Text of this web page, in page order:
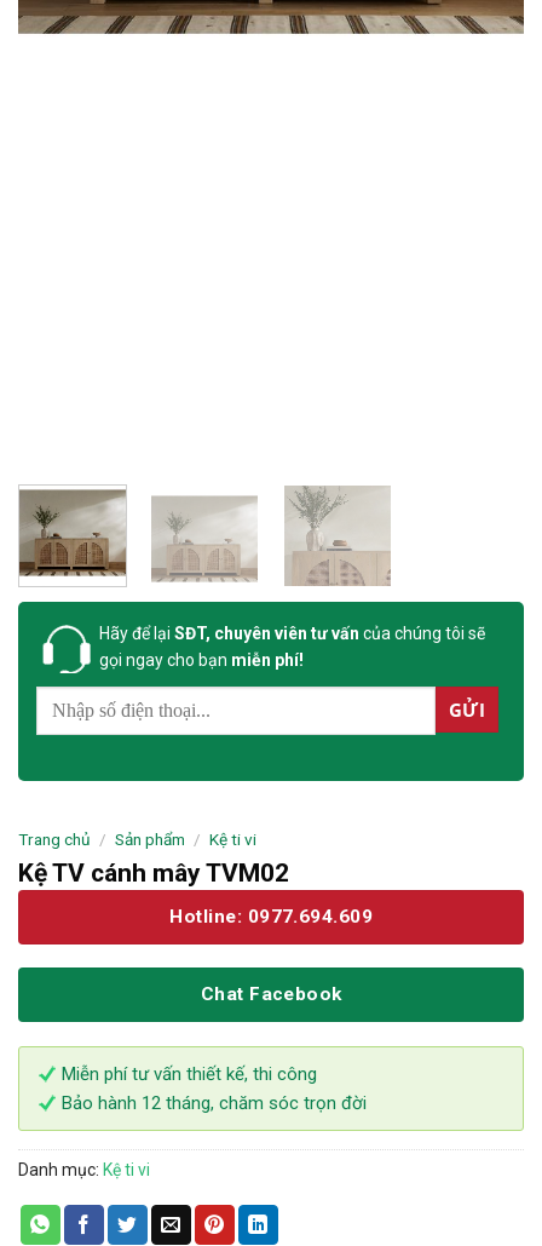
Hãy để lại SĐT, chuyên viên tư vấn của chúng tôi sẽ
gọi ngay cho bạn miễn phí!
Trang chủ / Sản phẩm / Kệ ti vi
Kệ TV cánh mây TVM02
Hotline: 0977.694.609
Chat Facebook
Miễn phí tư vấn thiết kế, thi công
Bảo hành 12 tháng, chăm sóc trọn đời
Danh mục: Kệ ti vi